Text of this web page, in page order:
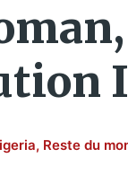
, Reste du